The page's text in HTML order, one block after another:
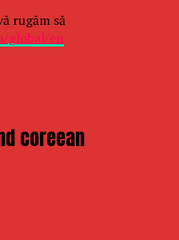
rugăm să
global/en
coreean